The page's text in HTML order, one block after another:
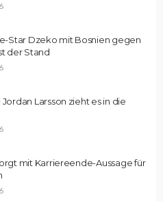
Star Dzeko mit Bosnien gegen
der Stand
Larsson zieht es in die
mit Karriereende-Aussage für